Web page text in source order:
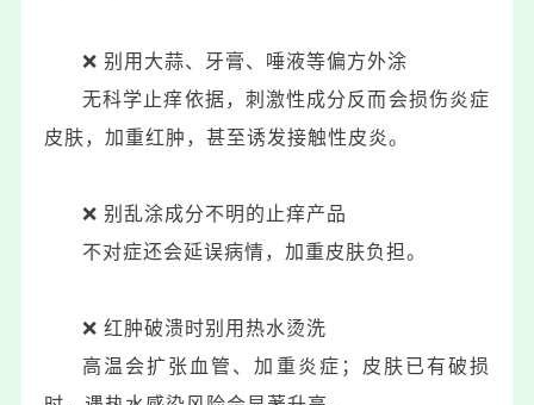
❌️ 别用大蒜、牙膏、唾液等偏方外涂
无科学止痒依据，刺激性成分反而会损伤炎症
皮肤，加重红肿，甚至诱发接触性皮炎。
❌️ 别乱涂成分不明的止痒产品
不对症还会延误病情，加重皮肤负担。
❌️ 红肿破溃时别用热水烫洗
高温会扩张血管、加重炎症；皮肤已有破损